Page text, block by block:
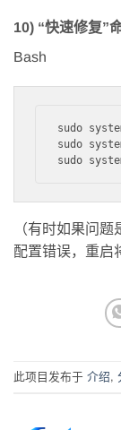
10) “快速修复”
Bash
sudo
sudo
（有时如果问
配置错误，重
此项目发布于 介绍,